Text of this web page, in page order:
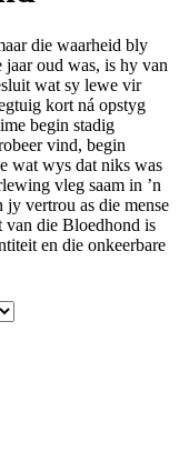
die waarheid bly
oud was, is hy van
wat sy lewe vir
kort ná opstyg
begin stadig
vind, begin
wat wys dat niks was
vleg saam in ’n
jy vertrou as die mense
van die Bloedhond is
en die onkeerbare